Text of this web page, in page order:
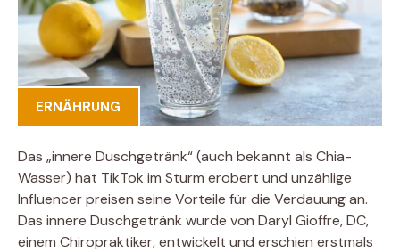
ERNÄHRUNG
Das „innere Duschgetränk“ (auch bekannt als Chia-
Wasser) hat TikTok im Sturm erobert und unzählige
Influencer preisen seine Vorteile für die Verdauung an.
Das innere Duschgetränk wurde von Daryl Gioffre, DC,
einem Chiropraktiker, entwickelt und erschien erstmals